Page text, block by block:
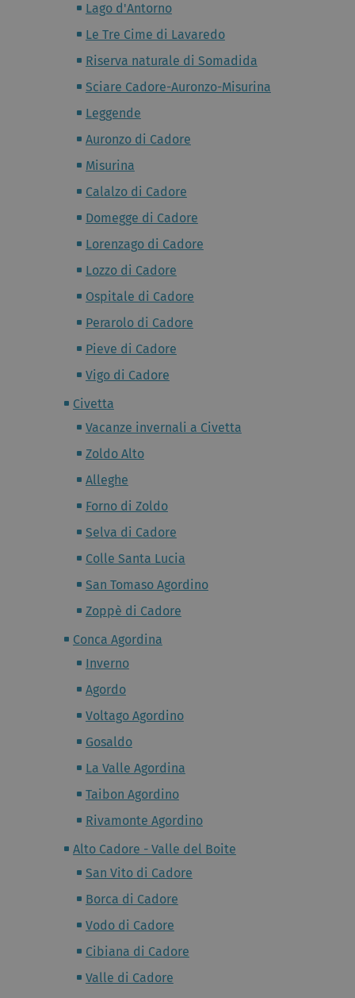
Lago d'Antorno
Le Tre Cime di Lavaredo
Riserva naturale di Somadida
Sciare Cadore-Auronzo-Misurina
Leggende
Auronzo di Cadore
Misurina
Calalzo di Cadore
Domegge di Cadore
Lorenzago di Cadore
Lozzo di Cadore
Ospitale di Cadore
Perarolo di Cadore
Pieve di Cadore
Vigo di Cadore
Civetta
Vacanze invernali a Civetta
Zoldo Alto
Alleghe
Forno di Zoldo
Selva di Cadore
Colle Santa Lucia
San Tomaso Agordino
Zoppè di Cadore
Conca Agordina
Inverno
Agordo
Voltago Agordino
Gosaldo
La Valle Agordina
Taibon Agordino
Rivamonte Agordino
Alto Cadore - Valle del Boite
San Vito di Cadore
Borca di Cadore
Vodo di Cadore
Cibiana di Cadore
Valle di Cadore